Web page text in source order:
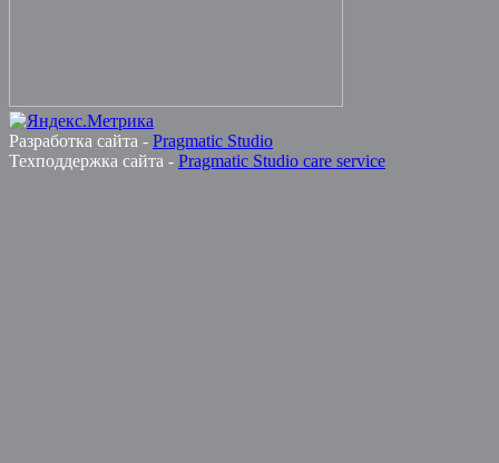
Разработка сайта - Pragmatic Studio
Техподдержка сайта - Pragmatic Studio care service